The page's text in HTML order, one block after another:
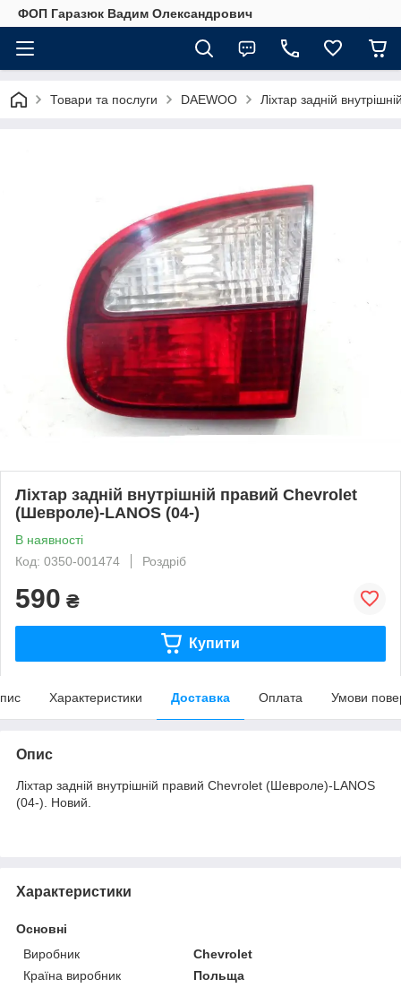
ФОП Гаразюк Вадим Олександрович
Товари та послуги DAEWOO Ліхтар задній
Ліхтар задній внутрішній правий Chevrolet
(Шевроле)-LANOS (04-)
В наявності
Код: 0350-001474
Роздріб
590 ₴
Купити
Характеристики Доставка Оплата Умови
Опис
Ліхтар задній внутрішній правий Chevrolet (Шевроле)-LANOS
(04-). Новий.
Характеристики
Основні
Виробник
Chevrolet
Країна виробник
Польща